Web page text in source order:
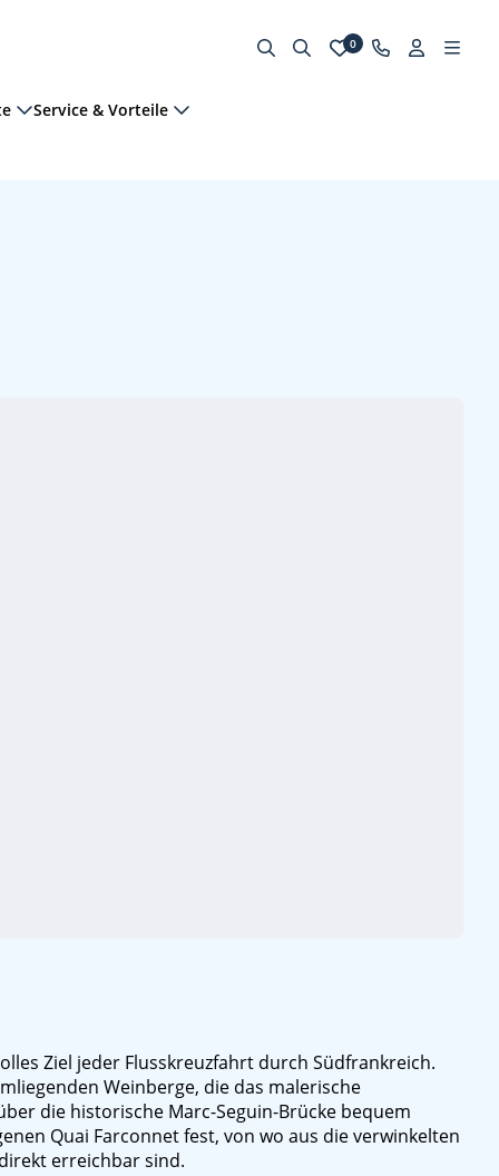
0
Service & Vorteile
Ziel jeder Flusskreuzfahrt durch Südfrankreich.
Weinberge, die das malerische
die historische Marc-Seguin-Brücke bequem
Quai Farconnet fest, von wo aus die verwinkelten
erreichbar sind.